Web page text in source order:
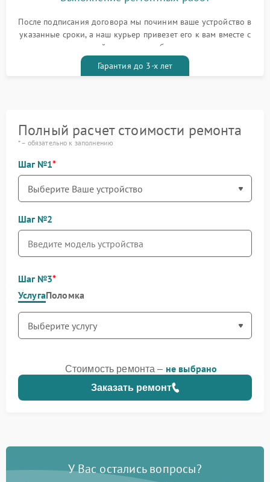
После подписания договора мы починим ваше устройство в
указанные сроки, а наш курьер привезет его к вам вместе с
гарантийным талоном бесплатно
Гарантия до 3-х лет
Полный расчет стоимости ремонта
* – обязательно к заполнению
Шаг №1
Шаг №2
Шаг №3
УслугаПоломка
Заказать ремонт
Стоимость ремонта – не выбрано
У Вас остались вопросы?